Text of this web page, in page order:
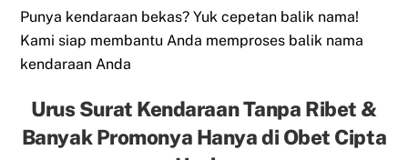
Punya kendaraan bekas? Yuk cepetan balik nama!
Kami siap membantu Anda memproses balik nama
kendaraan Anda
Urus Surat Kendaraan Tanpa Ribet &
Banyak Promonya Hanya di Obet Cipta